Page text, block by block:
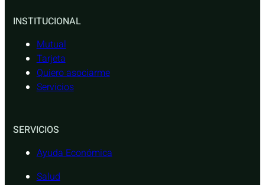
INSTITUCIONAL
Mutual
Tarjeta
Quiero asociarme
Servicios
SERVICIOS
Ayuda Económica
Salud